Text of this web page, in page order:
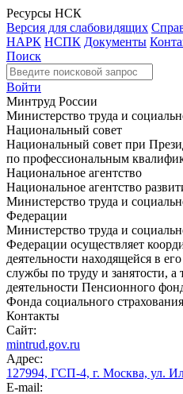
Ресурсы НСК
Версия для слабовидящих
НАРК НСПК Документы
Поиск
Войти
Минтруд России
Министерство труда и
Национальный совет
Национальный совет при
по профессиональным
Национальное агентство
Национальное агентство
Министерство труда и
Федерации
Министерство труда и
Федерации осуществляет
деятельности находящейся в
службы по труду и занятости,
деятельности Пенсионного
Фонда социального
Контакты
Сайт:
mintrud.gov.ru
Адрес:
127994, ГСП-4, г. Москва, ул.
E-mail: